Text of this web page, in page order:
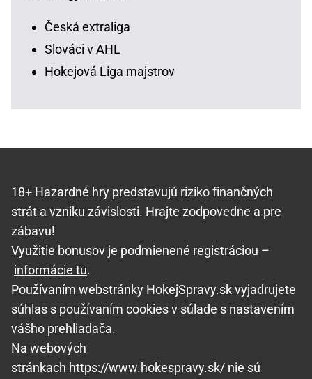
Česká extraliga
Slováci v AHL
Hokejová Liga majstrov
18+ Hazardné hry predstavujú riziko finančných
strát a vzniku závislosti. Hrajte zodpovedne a pre
zábavu!
Využitie bonusov je podmienené registráciou –
informácie tu.
Používaním webstránky HokejSpravy.sk vyjadrujete
súhlas s používaním cookies v súlade s nastavením
vášho prehliadača.
Na webových
stránkach https://www.hokespravy.sk/ nie sú